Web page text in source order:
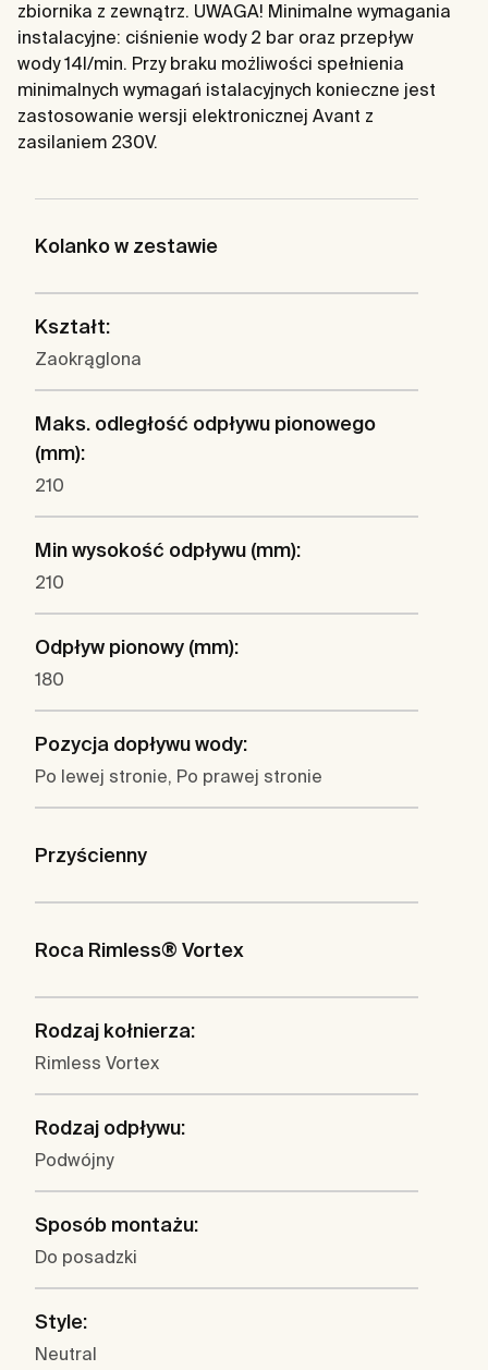
zbiornika z zewnątrz. UWAGA! Minimalne wymagania
instalacyjne: ciśnienie wody 2 bar oraz przepływ
wody 14l/min. Przy braku możliwości spełnienia
minimalnych wymagań istalacyjnych konieczne jest
zastosowanie wersji elektronicznej Avant z
zasilaniem 230V.
Kolanko w zestawie
Kształt:
Zaokrąglona
Maks. odległość odpływu pionowego
(mm):
210
Min wysokość odpływu (mm):
210
Odpływ pionowy (mm):
180
Pozycja dopływu wody:
Po lewej stronie, Po prawej stronie
Przyścienny
Roca Rimless® Vortex
Rodzaj kołnierza:
Rimless Vortex
Rodzaj odpływu:
Podwójny
Sposób montażu:
Do posadzki
Style:
Neutral